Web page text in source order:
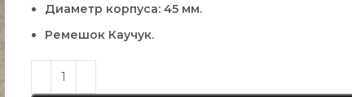
Диаметр корпуса: 45 мм.
Ремешок Каучук.